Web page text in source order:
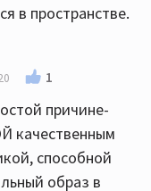
в пространстве.
1
причине-
качественным
способной
образ в